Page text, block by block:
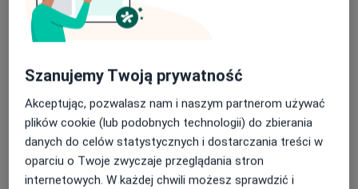
Rehabilitacja
Szczegóły
Ćwiczenia
Szczegóły
Terapia tkanek miękkich
Szczegóły
Szanujemy Twoją prywatność
Akceptując, pozwalasz nam i naszym partnerom używać
plików cookie (lub podobnych technologii) do zbierania
danych do celów statystycznych i dostarczania treści w
oparciu o Twoje zwyczaje przeglądania stron
internetowych. W każdej chwili możesz sprawdzić i